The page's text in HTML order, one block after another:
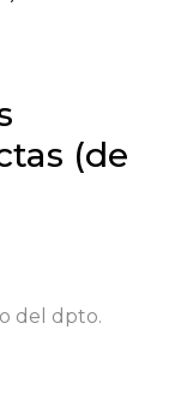
(de
del dpto.